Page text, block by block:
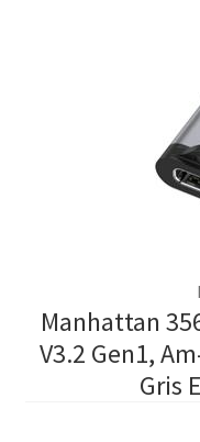
Manhattan
V3.2 Gen1,
Gris